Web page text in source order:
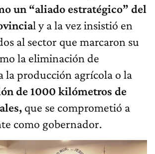
un “aliado estratégico” del
l y a la vez insistió en
al sector que marcaron su
la eliminación de
la producción agrícola o la
de 1000 kilómetros de
que se comprometió a
como gobernador.